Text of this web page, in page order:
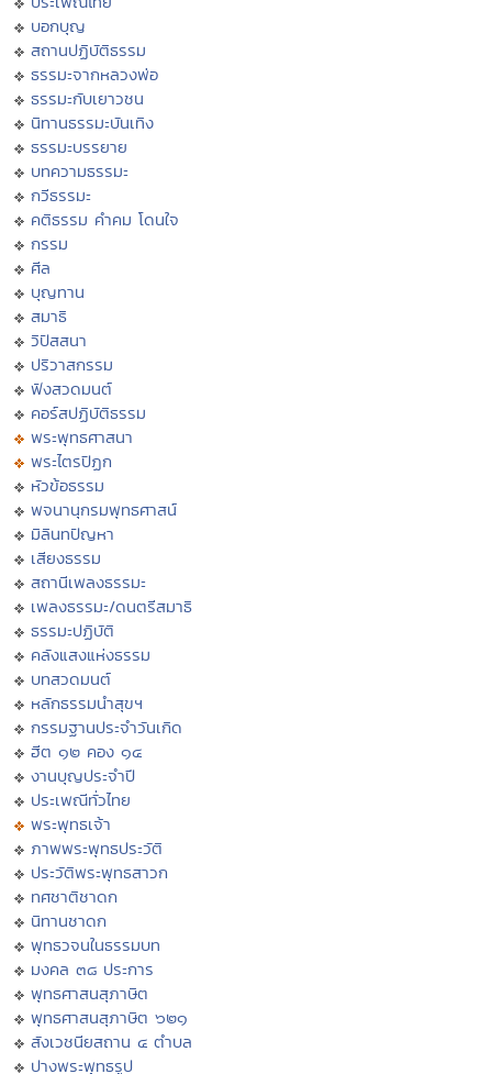
บอกบุญ
สถานปฏิบัติธรรม
ธรรมะจากหลวงพ่อ
ธรรมะกับเยาวชน
นิทานธรรมะบันเทิง
ธรรมะบรรยาย
บทความธรรมะ
กวีธรรมะ
คติธรรม คำคม โดนใจ
กรรม
ศีล
บุญทาน
สมาธิ
วิปัสสนา
ปริวาสกรรม
ฟังสวดมนต์
คอร์สปฏิบัติธรรม
พระพุทธศาสนา
พระไตรปิฏก
หัวข้อธรรม
พจนานุกรมพุทธศาสน์
มิลินทปัญหา
เสียงธรรม
สถานีเพลงธรรมะ
เพลงธรรมะ/ดนตรีสมาธิ
ธรรมะปฏิบัติ
คลังแสงแห่งธรรม
บทสวดมนต์
หลักธรรมนำสุขฯ
กรรมฐานประจำวันเกิด
ฮีต ๑๒ คอง ๑๔
งานบุญประจำปี
ประเพณีทั่วไทย
พระพุทธเจ้า
ภาพพระพุทธประวัติ
ประวัติพระพุทธสาวก
ทศชาติชาดก
นิทานชาดก
พุทธวจนในธรรมบท
มงคล ๓๘ ประการ
พุทธศาสนสุภาษิต
พุทธศาสนสุภาษิต ๖๒๑
สังเวชนียสถาน ๔ ตำบล
ปางพระพุทธรูป